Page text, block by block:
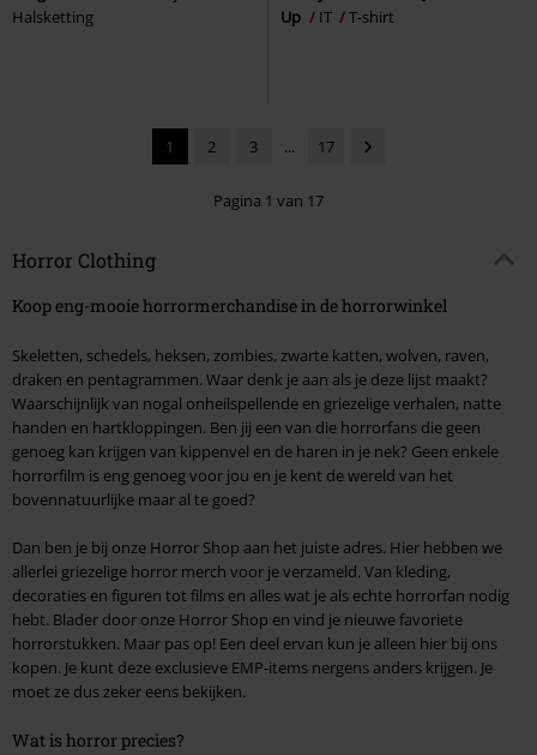
Halsketting
Up
IT T-shirt
1 2 3 ... 17
Pagina 1 van 17
Horror Clothing
Koop eng-mooie horrormerchandise in de horrorwinkel
Skeletten, schedels, heksen, zombies, zwarte katten, wolven, raven,
draken en pentagrammen. Waar denk je aan als je deze lijst maakt?
Waarschijnlijk van nogal onheilspellende en griezelige verhalen, natte
handen en hartkloppingen. Ben jij een van die horrorfans die geen
genoeg kan krijgen van kippenvel en de haren in je nek? Geen enkele
horrorfilm is eng genoeg voor jou en je kent de wereld van het
bovennatuurlijke maar al te goed?
Dan ben je bij onze Horror Shop aan het juiste adres. Hier hebben we
allerlei griezelige horror merch voor je verzameld. Van kleding,
decoraties en figuren tot films en alles wat je als echte horrorfan nodig
hebt. Blader door onze Horror Shop en vind je nieuwe favoriete
horrorstukken. Maar pas op! Een deel ervan kun je alleen hier bij ons
kopen. Je kunt deze exclusieve EMP-items nergens anders krijgen. Je
moet ze dus zeker eens bekijken.
Wat is horror precies?